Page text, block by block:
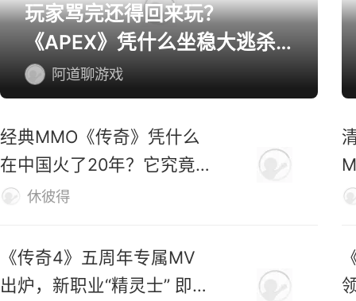
玩家骂完还得回来玩？
《APEX》凭什么坐稳大逃杀
第一桌？
阿道聊游戏
经典MMO《传奇》凭什么
在中国火了20年？它究竟
好玩在哪？
休彼得
《传奇4》五周年专属MV
出炉，新职业“精灵士” 即将